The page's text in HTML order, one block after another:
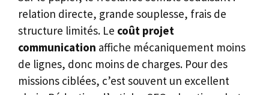
relation directe, grande souplesse, frais de
structure limités. Le coût projet
communication affiche mécaniquement moins
de lignes, donc moins de charges. Pour des
missions ciblées, c’est souvent un excellent